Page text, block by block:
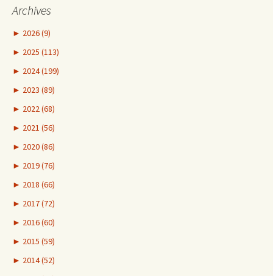
Archives
► 2026 (9)
► 2025 (113)
► 2024 (199)
► 2023 (89)
► 2022 (68)
► 2021 (56)
► 2020 (86)
► 2019 (76)
► 2018 (66)
► 2017 (72)
► 2016 (60)
► 2015 (59)
► 2014 (52)